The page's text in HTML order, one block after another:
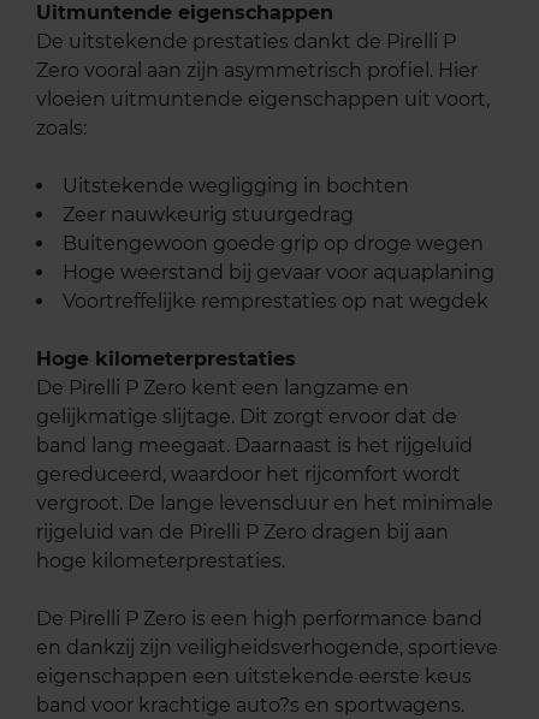
Uitmuntende eigenschappen
De uitstekende prestaties dankt de Pirelli P
Zero vooral aan zijn asymmetrisch profiel. Hier
vloeien uitmuntende eigenschappen uit voort,
zoals:
Uitstekende wegligging in bochten
Zeer nauwkeurig stuurgedrag
Buitengewoon goede grip op droge wegen
Hoge weerstand bij gevaar voor aquaplaning
Voortreffelijke remprestaties op nat wegdek
Hoge kilometerprestaties
De Pirelli P Zero kent een langzame en
gelijkmatige slijtage. Dit zorgt ervoor dat de
band lang meegaat. Daarnaast is het rijgeluid
gereduceerd, waardoor het rijcomfort wordt
vergroot. De lange levensduur en het minimale
rijgeluid van de Pirelli P Zero dragen bij aan
hoge kilometerprestaties.
De Pirelli P Zero is een high performance band
en dankzij zijn veiligheidsverhogende, sportieve
eigenschappen een uitstekende eerste keus
band voor krachtige auto?s en sportwagens.